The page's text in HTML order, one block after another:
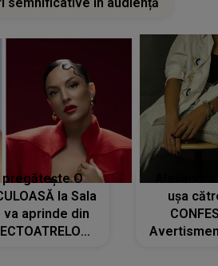
pregătește O
la Sala
va aprinde din
ușa